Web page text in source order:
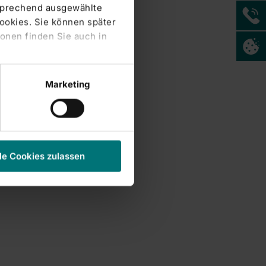
ausgewählte
Sie können später
finden Sie auch in
Marketing
Cookies zulassen